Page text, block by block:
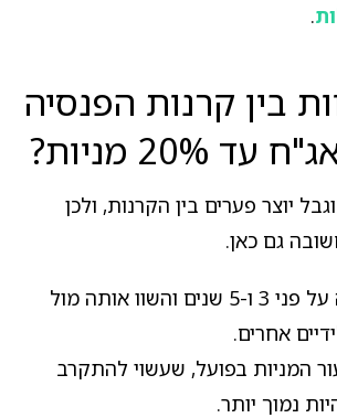
.
בין קרנות הפנסיה
מניות?
יוצר פערים בין הקרנות, ולכן
גם כאן.
בדקו תשואה על פני 3 ו-5 שנים והשוו אותה מול
אחרים.
המניות בפועל, שעשוי להתקרב